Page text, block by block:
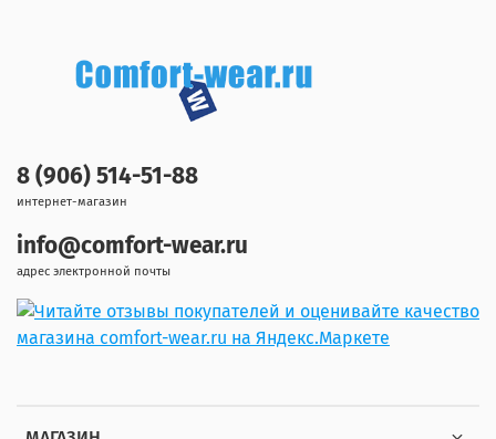
8 (906) 514-51-88
интернет-магазин
info@comfort-wear.ru
адрес электронной почты